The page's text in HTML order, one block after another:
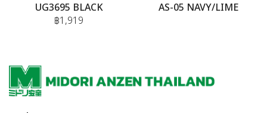
UG3695 BLACK
฿1,919
AS-05 NAVY/LIME